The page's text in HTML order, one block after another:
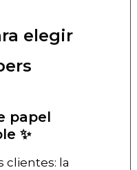
elegir
papel
✨
clientes: la